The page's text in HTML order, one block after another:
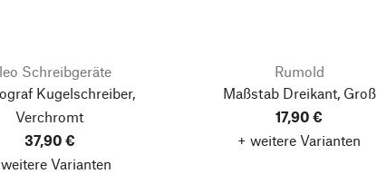
Schreibgeräte
Kugelschreiber,
Verchromt
37,90 €
Varianten
Rumold
Maßstab Dreikant, Groß
17,90 €
+ weitere Varianten